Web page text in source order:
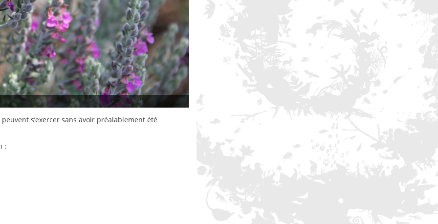
s’exercer sans avoir préalablement été
: